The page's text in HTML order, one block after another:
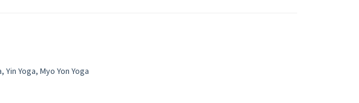
Yoga, Myo Yon Yoga